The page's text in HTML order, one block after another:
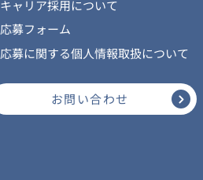
キャリア採用について
応募フォーム
応募に関する個人情報取扱について
お問い合わせ